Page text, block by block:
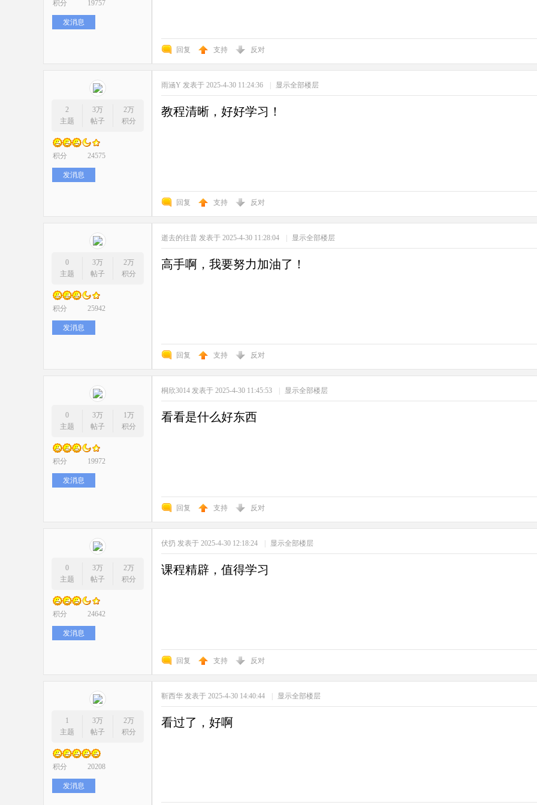
积分 19757
发消息
回复 支持 反对
2
主题
3万
帖子
2万
积分
积分 24575
发消息
雨涵Y 发表于 2025-4-30 11:24:36 | 显示全部楼层
教程清晰，好好学习！
回复 支持 反对
0
主题
3万
帖子
2万
积分
积分 25942
发消息
逝去的往昔 发表于 2025-4-30 11:28:04 | 显示全部楼层
高手啊，我要努力加油了！
回复 支持 反对
0
主题
3万
帖子
1万
积分
积分 19972
发消息
桐欣3014 发表于 2025-4-30 11:45:53 | 显示全部楼层
看看是什么好东西
回复 支持 反对
0
主题
3万
帖子
2万
积分
积分 24642
发消息
伏扔 发表于 2025-4-30 12:18:24 | 显示全部楼层
课程精辟，值得学习
回复 支持 反对
1
主题
3万
帖子
2万
积分
积分 20208
发消息
靳西华 发表于 2025-4-30 14:40:44 | 显示全部楼层
看过了，好啊